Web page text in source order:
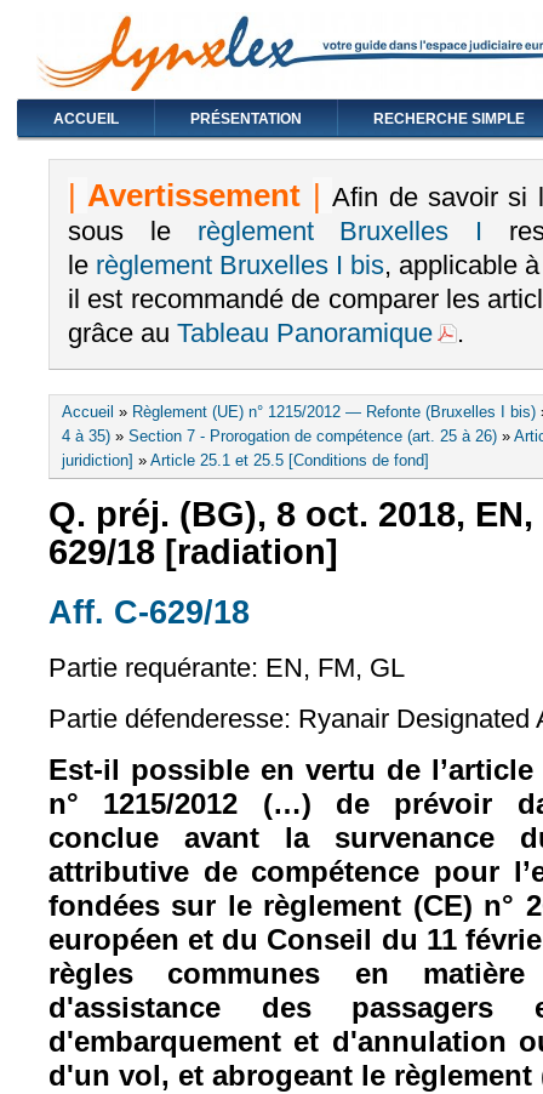
ACCUEIL PRÉSENTATION RECHERCHE SIMPLE
|Avertissement | Afin de savoir si
sous le règlement Bruxelles I
le règlement Bruxelles I bis, applicable
il est recommandé de comparer les
grâce au Tableau Panoramique .
Vous êtes ici
Accueil » Règlement (UE) n° 1215/2012 — Refonte (Bruxelles I bis)
4 à 35) » Section 7 - Prorogation de compétence (art. 25 à 26) »
juridiction] » Article 25.1 et 25.5 [Conditions de fond]
Q. préj. (BG), 8 oct. 2018,
629/18 [radiation]
Aff. C-629/18
Partie requérante: EN, FM, GL
Partie défenderesse: Ryanair Designated
Est-il possible en vertu de
n° 1215/2012 (…) de prévoir
conclue avant la survenance
attributive de compétence pour
fondées sur le règlement (CE) n°
européen et du Conseil du 11
règles communes en
d'assistance des
d'embarquement et d'annulation
d'un vol, et abrogeant le règlement